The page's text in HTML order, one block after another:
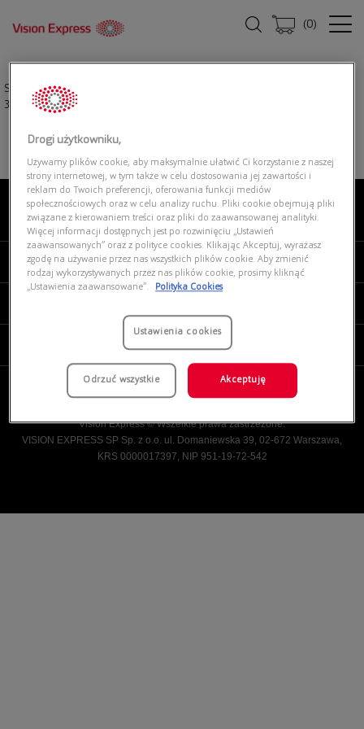
(0)
Strona główna|
331287
O NAS
MOJE VISION EXPRESS
Vision Express © Wszelkie prawa zastrzeżone.
VISION EXPRESS SP Sp. z o.o. ul. Domaniewska 39, 02-672 Warszawa,
KRS 0000017397, NIP 951-19-72-542
Drogi użytkowniku,
Używamy plików cookie, aby maksymalnie ułatwić Ci korzystanie z naszej
strony internetowej, w tym także w celu dostosowania jej zawartości i
reklam do Twoich preferencji, oferowania funkcji mediów
społecznościowych oraz w celu analizy ruchu. Pliki cookie obejmują pliki
związane z kierowaniem treści oraz pliki do zaawansowanej analityki.
Więcej informacji dostępnych jest po rozwinięciu „Ustawień
zaawansowanych” oraz z polityce cookies. Klikając Akceptuj, wyrażasz
zgodę na używanie przez nas wszystkich plików cookie. Aby zmienić
rodzaj wykorzystywanych przez nas plików cookie, prosimy kliknąć
„Ustawienia zaawansowane”.
Polityka Cookies
Ustawienia cookies
Odrzuć wszystkie Akceptuję